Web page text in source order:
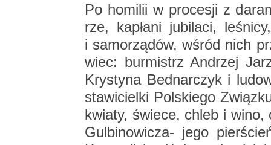
Po ho­mi­lii w pro­ce­sji z
rze, ka­pła­ni ju­bi­la­ci,
i sa­mo­rzą­dów, wśród nich
wiec: bur­mistrz An­drzej
Kry­sty­na Bed­nar­czyk i
sta­wi­ciel­ki Pol­skie­go
kwia­ty, świe­ce, chleb i
Gul­bi­no­wi­cza- jego